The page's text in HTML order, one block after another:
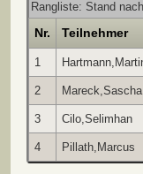
Rangliste: Stand
Nr. Teilnehmer
1
2 Mareck,Sascha
3 Cilo,Selimhan
4 Pillath,Marcus